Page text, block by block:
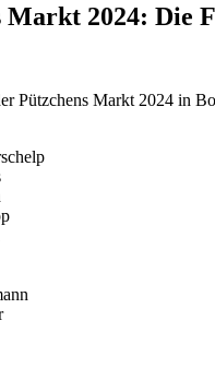
Markt 2024: Die
Pützchens Markt 2024 in